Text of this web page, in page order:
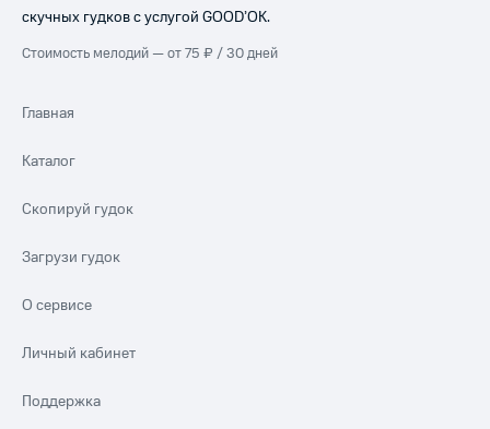
скучных гудков с услугой GOOD’OK.
Стоимость мелодий — от 75 ₽ / 30 дней
Главная
Каталог
Скопируй гудок
Загрузи гудок
О сервисе
Личный кабинет
Поддержка